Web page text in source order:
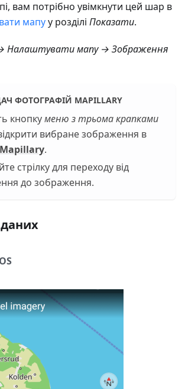
вам потрібно увімкнути цей шар в
мапуу розділі Показати.
Налаштувати мапу → Зображення
ФОТОГРАФІЙ MAPILLARY
кнопкуменю з трьома крапками
вибране зображення в
Mapillary.
стрілку для переходу від
до зображення.
даних